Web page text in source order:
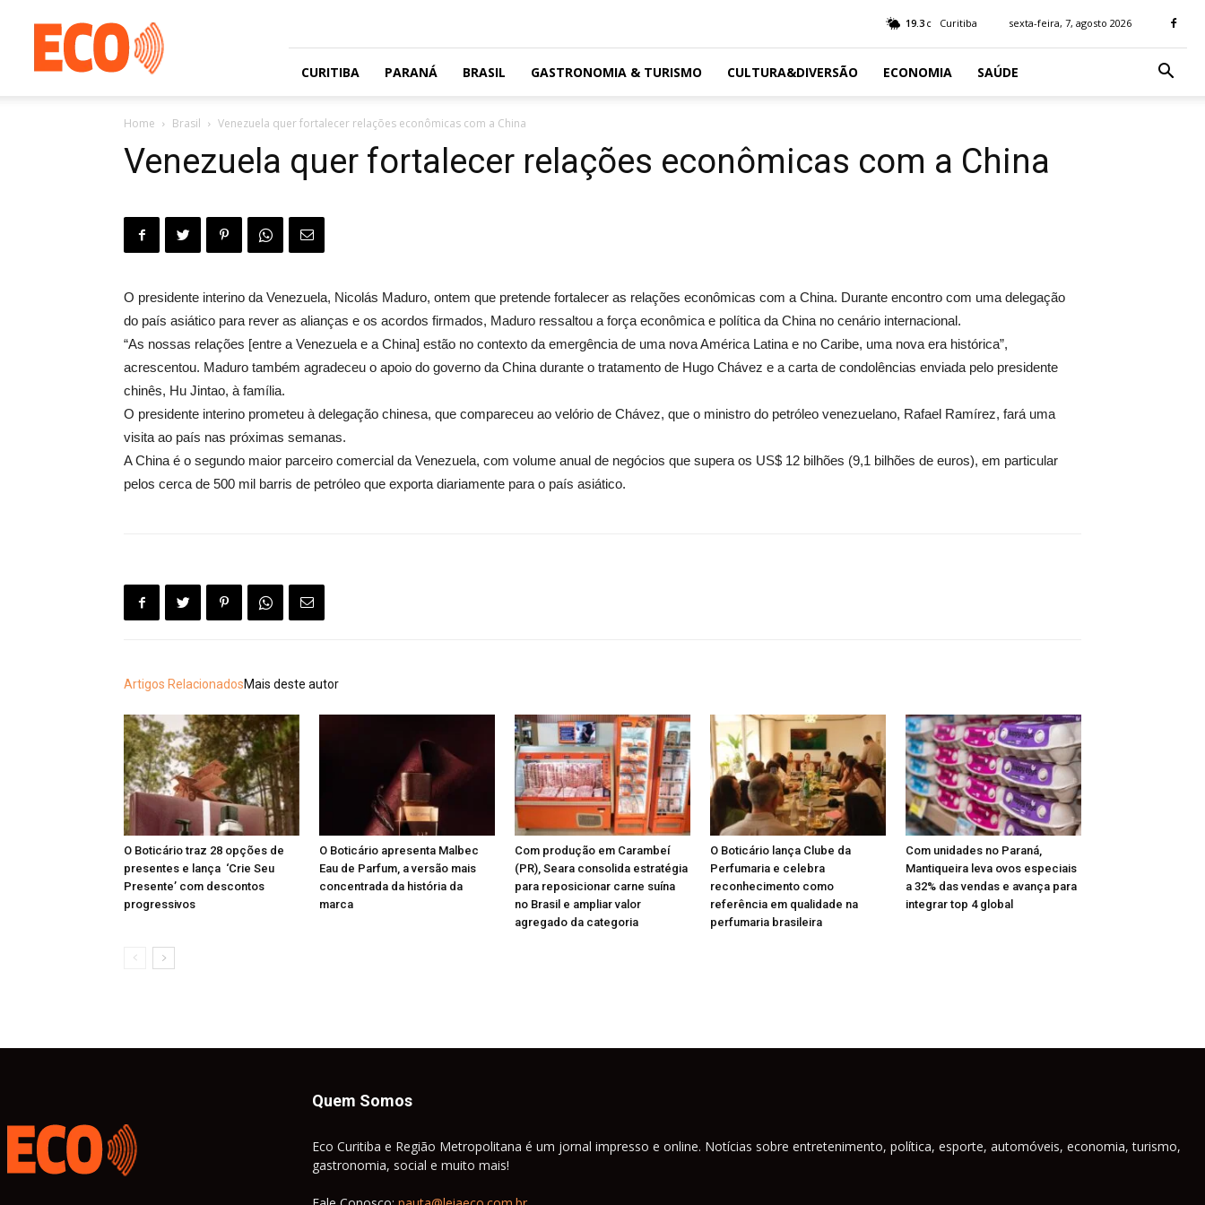
gratuito
com
circulação
19.3 C Curitiba sexta-feira, 7, agosto 2026
CURITIBA PARANÁ BRASIL GASTRONOMIA & TURISMO CULTURA&DIVERSÃO ECONOMIA SAÚDE
Home Brasil Venezuela quer fortalecer relações econômicas com a China
Venezuela quer fortalecer relações econômicas com a China
O presidente interino da Venezuela, Nicolás Maduro, ontem que pretende fortalecer as relações econômicas com a China. Durante encontro com uma delegação
do país asiático para rever as alianças e os acordos firmados, Maduro ressaltou a força econômica e política da China no cenário internacional.
“As nossas relações [entre a Venezuela e a China] estão no contexto da emergência de uma nova América Latina e no Caribe, uma nova era histórica”,
acrescentou. Maduro também agradeceu o apoio do governo da China durante o tratamento de Hugo Chávez e a carta de condolências enviada pelo presidente
chinês, Hu Jintao, à família.
O presidente interino prometeu à delegação chinesa, que compareceu ao velório de Chávez, que o ministro do petróleo venezuelano, Rafael Ramírez, fará uma
visita ao país nas próximas semanas.
A China é o segundo maior parceiro comercial da Venezuela, com volume anual de negócios que supera os US$ 12 bilhões (9,1 bilhões de euros), em particular
pelos cerca de 500 mil barris de petróleo que exporta diariamente para o país asiático.
Artigos RelacionadosMais deste autor
O Boticário traz 28 opções de
presentes e lança ‘Crie Seu
Presente’ com descontos
progressivos
O Boticário apresenta Malbec
Eau de Parfum, a versão mais
concentrada da história da
marca
Com produção em Carambeí
(PR), Seara consolida estratégia
para reposicionar carne suína
no Brasil e ampliar valor
agregado da categoria
O Boticário lança Clube da
Perfumaria e celebra
reconhecimento como
referência em qualidade na
perfumaria brasileira
Com unidades no Paraná,
Mantiqueira leva ovos especiais
a 32% das vendas e avança para
integrar top 4 global
Quem Somos
Eco Curitiba e Região Metropolitana é um jornal impresso e online. Notícias sobre entretenimento, política, esporte, automóveis, economia, turismo,
gastronomia, social e muito mais!